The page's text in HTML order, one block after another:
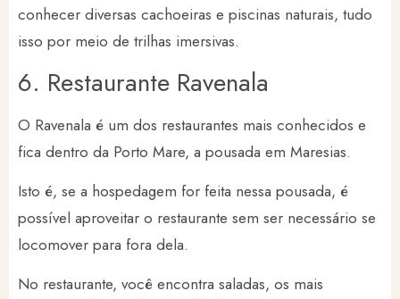
conhecer diversas cachoeiras e piscinas naturais, tudo
isso por meio de trilhas imersivas.
6. Restaurante Ravenala
O Ravenala é um dos restaurantes mais conhecidos e
fica dentro da Porto Mare, a pousada em Maresias.
Isto é, se a hospedagem for feita nessa pousada, é
possível aproveitar o restaurante sem ser necessário se
locomover para fora dela.
No restaurante, você encontra saladas, os mais